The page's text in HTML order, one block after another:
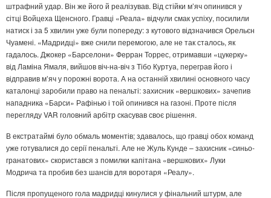
штрафний удар. Він же його й реалізував. Від стійки м’яч опинився у
сітці Войцеха Щенсного. Гравці «Реала» відчули смак успіху, посилили
натиск і за 5 хвилин уже були попереду: з кутового відзначився Орельєн
Чуамені. «Мадридці» вже снили перемогою, але не так сталось, як
гадалось. Джокер «Барселони» Ферран Торрес, отримавши «цукерку»
від Ламіна Ямаля, вийшов віч-на-віч з Тібо Куртуа, переграв його і
відправив мʼяч у порожні ворота. А на останній хвилині основного часу
каталонці заробили право на пенальті: захисник «вершкових» зачепив
нападника «Барси» Рафінью і той опинився на газоні. Проте після
перегляду VAR головний арбітр скасував своє рішення.
В екстратаймі було обмаль моментів; здавалось, що гравці обох команд
уже готувалися до серії пенальті. Але не Жуль Кунде – захисник «синьо-
гранатових» скористався з помилки капітана «вершкових» Луки
Модрича та пробив без шансів для воротаря «Реалу».
Після пропущеного гола мадридці кинулися у фінальний штурм, але